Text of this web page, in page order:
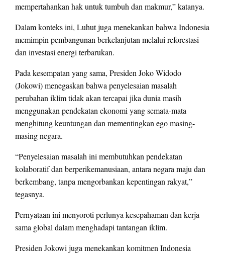
mempertahankan hak untuk tumbuh dan makmur,” katanya.
Dalam konteks ini, Luhut juga menekankan bahwa Indonesia
memimpin pembangunan berkelanjutan melalui reforestasi
dan investasi energi terbarukan.
Pada kesempatan yang sama, Presiden Joko Widodo
(Jokowi) menegaskan bahwa penyelesaian masalah
perubahan iklim tidak akan tercapai jika dunia masih
menggunakan pendekatan ekonomi yang semata-mata
menghitung keuntungan dan mementingkan ego masing-
masing negara.
“Penyelesaian masalah ini membutuhkan pendekatan
kolaboratif dan berperikemanusiaan, antara negara maju dan
berkembang, tanpa mengorbankan kepentingan rakyat,”
tegasnya.
Pernyataan ini menyoroti perlunya kesepahaman dan kerja
sama global dalam menghadapi tantangan iklim.
Presiden Jokowi juga menekankan komitmen Indonesia